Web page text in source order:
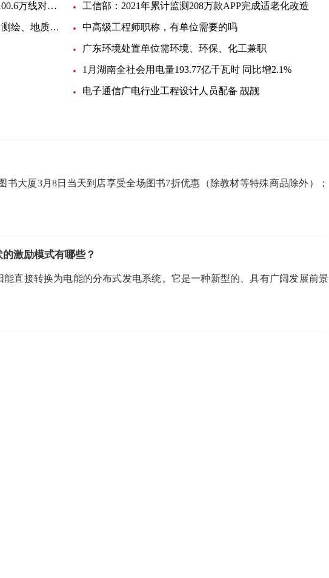
中国联通拍卖河北等9省报废线缆：共计100.6万线对公里 工信部：2021年累计监测208万款APP完成适老化改造
可提供电子、电力、通信、建筑、化工、测绘、地质等职称多本闲置中 中高级工程师职称，有单位需要的吗
广东环境处置单位需环境、环保、化工兼职
1月湖南全社会用电量193.77亿千瓦时 同比增2.1%
电子通信广电行业工程设计人员配备 靓靓
大厦3月8日当天到店享受全场图书7折优惠（除教材等特殊商品除外）；
激励模式有哪些？
直接转换为电能的分布式发电系统。它是一种新型的、具有广阔发展前景